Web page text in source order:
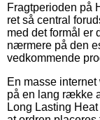
Fragtperioden på
ret så central
med det formål er
nærmere på den
vedkommende
En masse
på en lang række
Long Lasting